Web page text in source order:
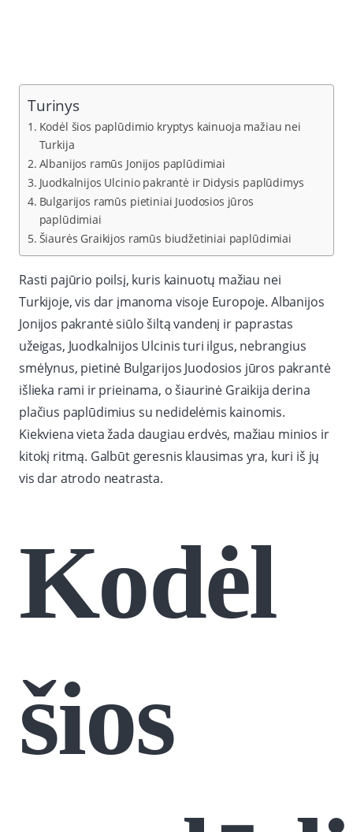
Turinys
Kodėl šios paplūdimio kryptys kainuoja mažiau nei
Turkija
Albanijos ramūs Jonijos paplūdimiai
Juodkalnijos Ulcinio pakrantė ir Didysis paplūdimys
Bulgarijos ramūs pietiniai Juodosios jūros
paplūdimiai
Šiaurės Graikijos ramūs biudžetiniai paplūdimiai
Rasti pajūrio poilsį, kuris kainuotų mažiau nei
Turkijoje, vis dar įmanoma visoje Europoje. Albanijos
Jonijos pakrantė siūlo šiltą vandenį ir paprastas
užeigas, Juodkalnijos Ulcinis turi ilgus, nebrangius
smėlynus, pietinė Bulgarijos Juodosios jūros pakrantė
išlieka rami ir prieinama, o šiaurinė Graikija derina
plačius paplūdimius su nedidelėmis kainomis.
Kiekviena vieta žada daugiau erdvės, mažiau minios ir
kitokį ritmą. Galbūt geresnis klausimas yra, kuri iš jų
vis dar atrodo neatrasta.
Kodėl
šios